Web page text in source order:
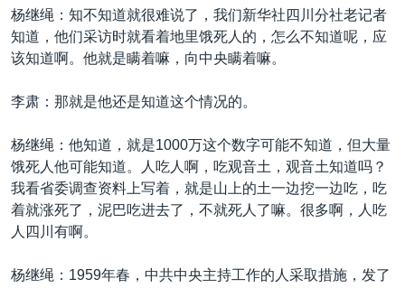
杨继绳：知不知道就很难说了，我们新华社四川分社老记者
知道，他们采访时就看着地里饿死人的，怎么不知道呢，应
该知道啊。他就是瞒着嘛，向中央瞒着嘛。
李肃：那就是他还是知道这个情况的。
杨继绳：他知道，就是1000万这个数字可能不知道，但大量
饿死人他可能知道。人吃人啊，吃观音土，观音土知道吗？
我看省委调查资料上写着，就是山上的土一边挖一边吃，吃
着就涨死了，泥巴吃进去了，不就死人了嘛。很多啊，人吃
人四川有啊。
杨继绳：1959年春，中共中央主持工作的人采取措施，发了